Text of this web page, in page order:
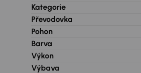
Kategorie
Převodovka
Pohon
Barva
Výkon
Výbava